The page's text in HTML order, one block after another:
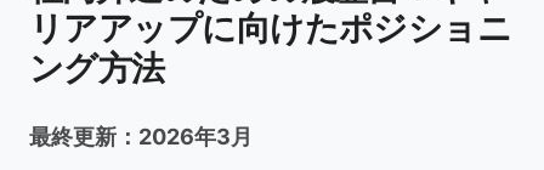
リアアップに向けたポジショニ
ング方法
最終更新：2026年3月